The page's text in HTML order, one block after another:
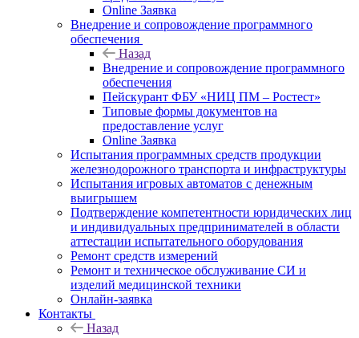
Online Заявка
Внедрение и сопровождение программного
обеспечения
Назад
Внедрение и сопровождение программного
обеспечения
Пейскурант ФБУ «НИЦ ПМ – Ростест»
Типовые формы документов на
предоставление услуг
Online Заявка
Испытания программных средств продукции
железнодорожного транспорта и инфраструктуры
Испытания игровых автоматов с денежным
выигрышем
Подтверждение компетентности юридических лиц
и индивидуальных предпринимателей в области
аттестации испытательного оборудования
Ремонт средств измерений
Ремонт и техническое обслуживание СИ и
изделий медицинской техники
Онлайн-заявка
Контакты
Назад